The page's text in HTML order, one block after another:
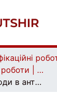
Бакалаврські роботи | Bachelor theses
Фазові переходи в антиферомагнітному кільці, індуковані зовнішним магнітним полем